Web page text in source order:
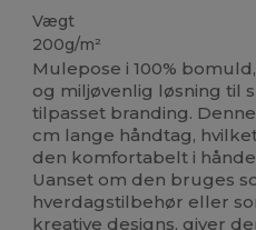
Vægt
200g/m²
Mulepose i 100%
og miljøvenlig løsning til
tilpasset branding.
cm lange håndtag,
den komfortabelt i
Uanset om den bruges
hverdagstilbehør eller
kreative designs, giver